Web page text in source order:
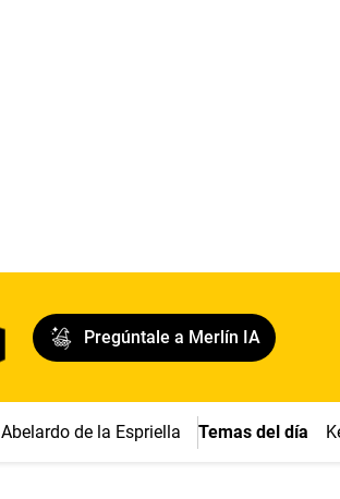
Pregúntale a Merlín IA
Abelardo de la Espriella Temas del día